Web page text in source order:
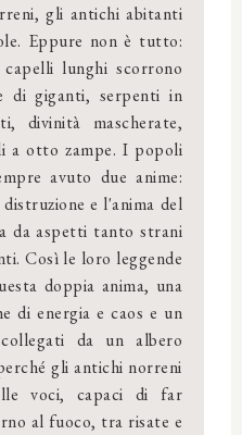
gli antichi abitanti
Eppure non è tutto:
lunghi scorrono
di giganti, serpenti in
divinità mascherate,
a otto zampe. I popoli
avuto due anime:
e l'anima del
da aspetti tanto strani
Così le loro leggende
doppia anima, una
di energia e caos e un
da un albero
gli antichi norreni
voci, capaci di far
al fuoco, tra risate e